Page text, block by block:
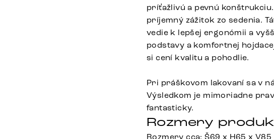
príťažlivú a pevnú
príjemný zážitok zo sedenia.
vedie k lepšej ergonómii a
podstavy a komfortnej
si cení kvalitu a pohodlie.
Pri práškovom lakovaní sa v
Výsledkom je mimoriadne
fantasticky.
Rozmery
Rozmery cca: Š69 x H65 x V85